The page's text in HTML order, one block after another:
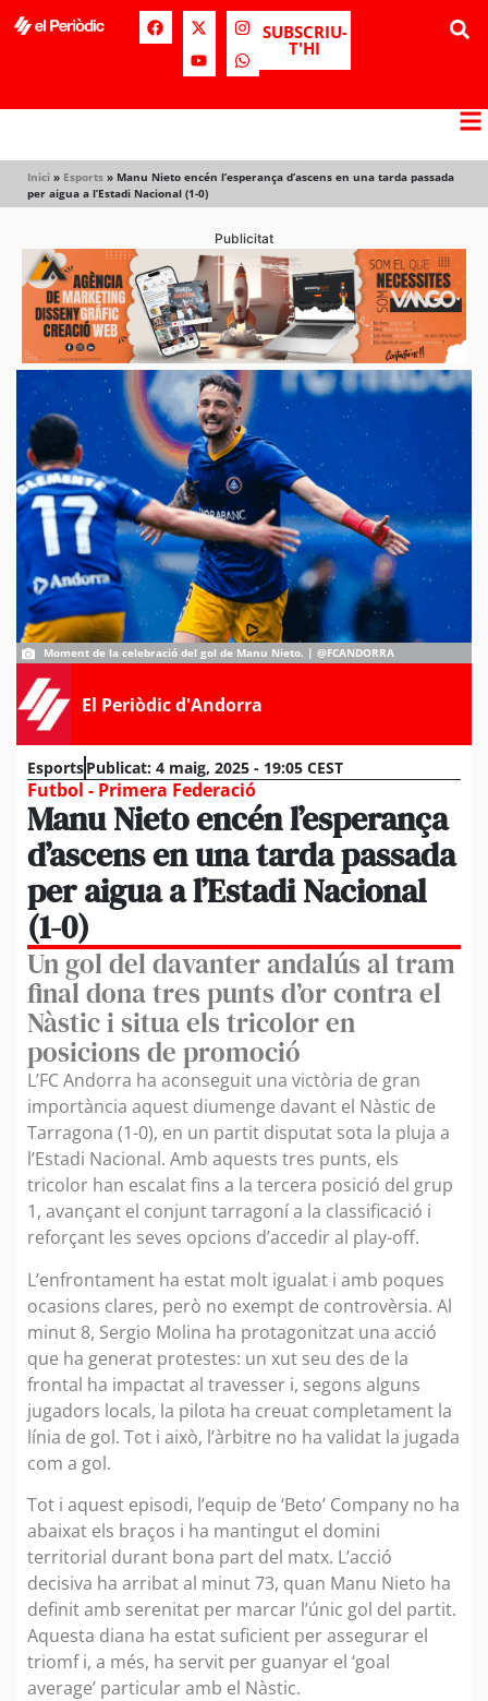
SUBSCRIU-
T'HI
Inici » Esports » Manu Nieto encén l’esperança d’ascens en una tarda passada
per aigua a l’Estadi Nacional (1-0)
Publicitat
Moment de la celebració del gol de Manu Nieto. | @FCANDORRA
El Periòdic d'Andorra
EsportsPublicat: 4 maig, 2025 - 19:05 CEST
Futbol - Primera Federació
Manu Nieto encén l’esperança
d’ascens en una tarda passada
per aigua a l’Estadi Nacional
(1-0)
Un gol del davanter andalús al tram
final dona tres punts d’or contra el
Nàstic i situa els tricolor en
posicions de promoció
L’FC Andorra ha aconseguit una victòria de gran
importància aquest diumenge davant el Nàstic de
Tarragona (1-0), en un partit disputat sota la pluja a
l’Estadi Nacional. Amb aquests tres punts, els
tricolor han escalat fins a la tercera posició del grup
1, avançant el conjunt tarragoní a la classificació i
reforçant les seves opcions d’accedir al play-off.
L’enfrontament ha estat molt igualat i amb poques
ocasions clares, però no exempt de controvèrsia. Al
minut 8, Sergio Molina ha protagonitzat una acció
que ha generat protestes: un xut seu des de la
frontal ha impactat al travesser i, segons alguns
jugadors locals, la pilota ha creuat completament la
línia de gol. Tot i això, l’àrbitre no ha validat la jugada
com a gol.
Tot i aquest episodi, l’equip de ‘Beto’ Company no ha
abaixat els braços i ha mantingut el domini
territorial durant bona part del matx. L’acció
decisiva ha arribat al minut 73, quan Manu Nieto ha
definit amb serenitat per marcar l’únic gol del partit.
Aquesta diana ha estat suficient per assegurar el
triomf i, a més, ha servit per guanyar el ‘goal
average’ particular amb el Nàstic.